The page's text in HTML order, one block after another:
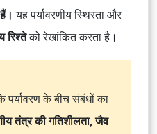
यह पर्यावरणीय स्थिरता और
रिश्तेको रेखांकित करता है।
के बीच संबंधों का
तंत्र की गतिशीलता, जैव